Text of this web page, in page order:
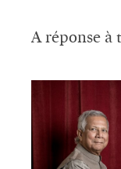
A réponse à